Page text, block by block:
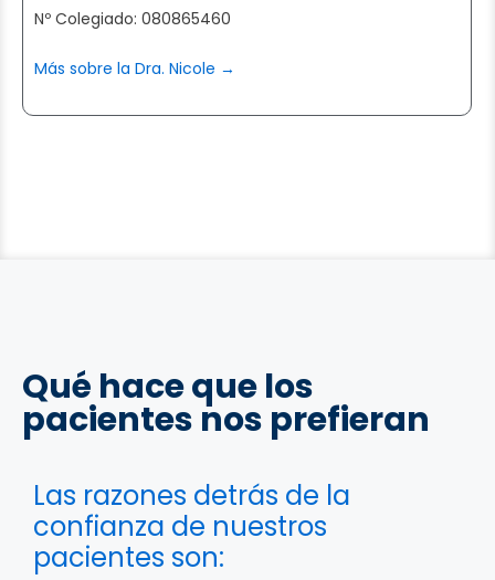
244
254
Nº Colegiado: 080865460
Más sobre la Dra. Nicole →
Qué hace que los
pacientes nos prefieran
Las razones detrás de la
confianza de nuestros
pacientes son: